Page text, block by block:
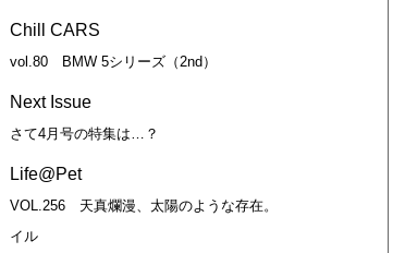
Chill CARS
vol.80 BMW 5シリーズ（2nd）
Next Issue
さて4月号の特集は…？
Life@Pet
VOL.256 天真爛漫、太陽のような存在。
イル